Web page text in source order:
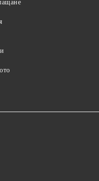
права, или на
от вида) на
са от Библия,
© Българско
Използвани с